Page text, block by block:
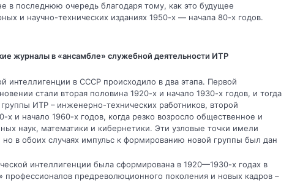
в последнюю очередь благодаря тому, как это будущее
и научно-технических изданиях 1950-х — начала 80-х годов.
журналы в «ансамбле» служебной деятельности ИТР
интеллигенции в СССР происходило в два этапа. Первой
стали вторая половина 1920-х и начало 1930-х годов, и тогда
ИТР – инженерно-технических работников, второй
х и начало 1960-х годов, когда резко возросло общественное и
наук, математики и кибернетики. Эти узловые точки имели
но в обоих случаях импульс к формированию новой группы был дан
интеллигенции была сформирована в 1920—1930-х годах в
профессионалов предреволюционного поколения и новых кадров –